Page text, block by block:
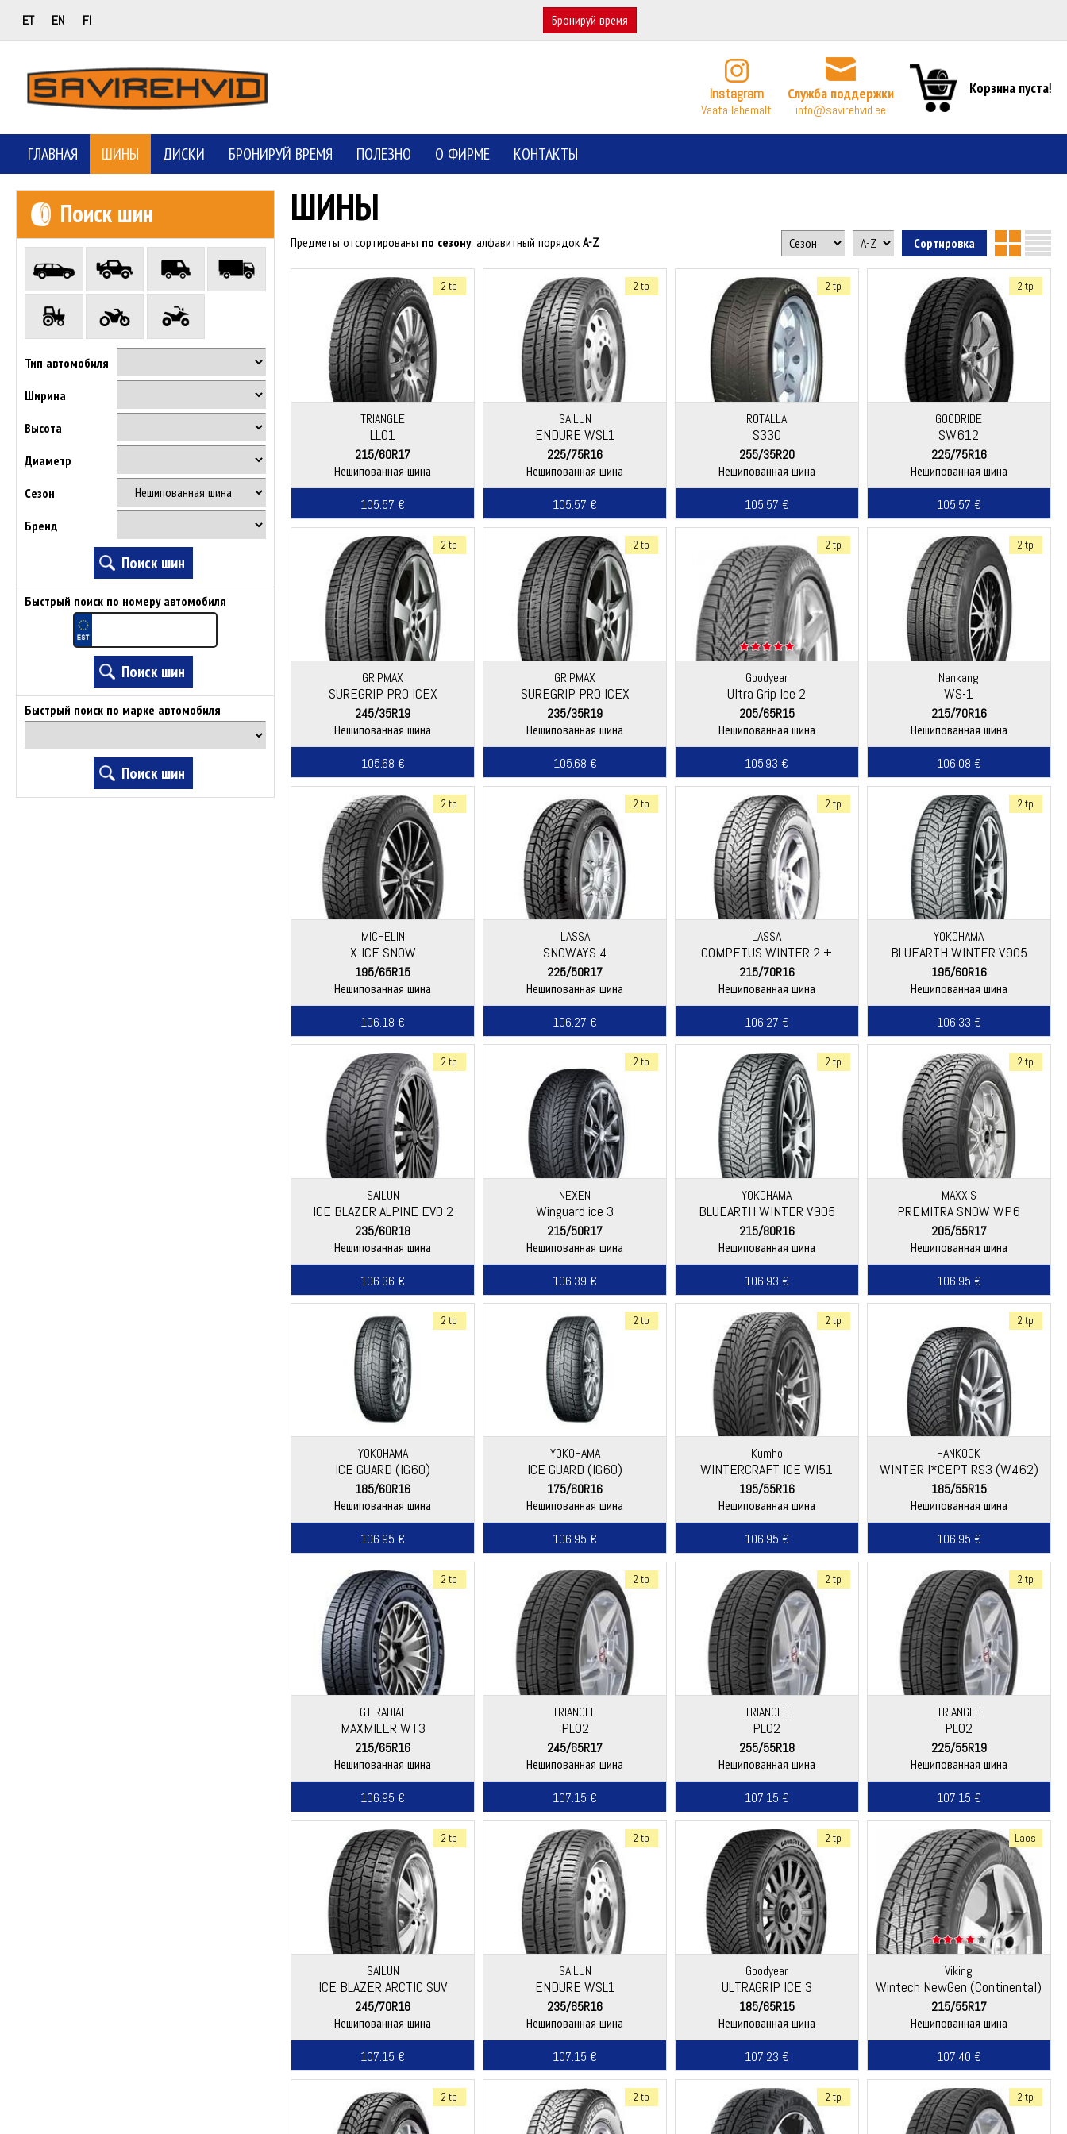
ET EN FI Бронируй время
Instagram
Vaata lähemalt
Служба поддержки
info@savirehvid.ee
Корзина пуста!
ГЛАВНАЯ ШИНЫ ДИСКИ БРОНИРУЙ ВРЕМЯ ПОЛЕЗНО О ФИРМЕ КОНТАКТЫ
Поиск шин
Тип автомобиля
Ширина
Высота
Диаметр
Сезон
Бренд
Быстрый поиск по номеру автомобиля
Быстрый поиск по марке автомобиля
ШИНЫ
Предметы отсортированы по сезону, алфавитный порядокA-Z
2 tp
TRIANGLE
LL01
215/60R17
Нешипованная шина
105.57 €
2 tp
SAILUN
ENDURE WSL1
225/75R16
Нешипованная шина
105.57 €
2 tp
ROTALLA
S330
255/35R20
Нешипованная шина
105.57 €
2 tp
GOODRIDE
SW612
225/75R16
Нешипованная шина
105.57 €
2 tp
GRIPMAX
SUREGRIP PRO ICEX
245/35R19
Нешипованная шина
105.68 €
2 tp
GRIPMAX
SUREGRIP PRO ICEX
235/35R19
Нешипованная шина
105.68 €
2 tp
Goodyear
Ultra Grip Ice 2
205/65R15
Нешипованная шина
105.93 €
2 tp
Nankang
WS-1
215/70R16
Нешипованная шина
106.08 €
2 tp
MICHELIN
X-ICE SNOW
195/65R15
Нешипованная шина
106.18 €
2 tp
LASSA
SNOWAYS 4
225/50R17
Нешипованная шина
106.27 €
2 tp
LASSA
COMPETUS WINTER 2 +
215/70R16
Нешипованная шина
106.27 €
2 tp
YOKOHAMA
BLUEARTH WINTER V905
195/60R16
Нешипованная шина
106.33 €
2 tp
SAILUN
ICE BLAZER ALPINE EVO 2
235/60R18
Нешипованная шина
106.36 €
2 tp
NEXEN
Winguard ice 3
215/50R17
Нешипованная шина
106.39 €
2 tp
YOKOHAMA
BLUEARTH WINTER V905
215/80R16
Нешипованная шина
106.93 €
2 tp
MAXXIS
PREMITRA SNOW WP6
205/55R17
Нешипованная шина
106.95 €
2 tp
YOKOHAMA
ICE GUARD (IG60)
185/60R16
Нешипованная шина
106.95 €
2 tp
YOKOHAMA
ICE GUARD (IG60)
175/60R16
Нешипованная шина
106.95 €
2 tp
Kumho
WINTERCRAFT ICE WI51
195/55R16
Нешипованная шина
106.95 €
2 tp
HANKOOK
WINTER I*CEPT RS3 (W462)
185/55R15
Нешипованная шина
106.95 €
2 tp
GT RADIAL
MAXMILER WT3
215/65R16
Нешипованная шина
106.95 €
2 tp
TRIANGLE
PL02
245/65R17
Нешипованная шина
107.15 €
2 tp
TRIANGLE
PL02
255/55R18
Нешипованная шина
107.15 €
2 tp
TRIANGLE
PL02
225/55R19
Нешипованная шина
107.15 €
2 tp
SAILUN
ICE BLAZER ARCTIC SUV
245/70R16
Нешипованная шина
107.15 €
2 tp
SAILUN
ENDURE WSL1
235/65R16
Нешипованная шина
107.15 €
2 tp
Goodyear
ULTRAGRIP ICE 3
185/65R15
Нешипованная шина
107.23 €
Laos
Viking
Wintech NewGen (Continental)
215/55R17
Нешипованная шина
107.40 €
2 tp 2 tp 2 tp 2 tp